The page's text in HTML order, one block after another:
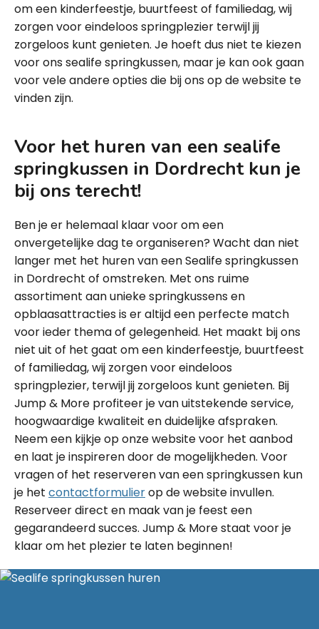
om een kinderfeestje, buurtfeest of familiedag, wij
zorgen voor eindeloos springplezier terwijl jij
zorgeloos kunt genieten. Je hoeft dus niet te kiezen
voor ons sealife springkussen, maar je kan ook gaan
voor vele andere opties die bij ons op de website te
vinden zijn.
Voor het huren van een sealife
springkussen in Dordrecht kun je
bij ons terecht!
Ben je er helemaal klaar voor om een
onvergetelijke dag te organiseren? Wacht dan niet
langer met het huren van een Sealife springkussen
in Dordrecht of omstreken. Met ons ruime
assortiment aan unieke springkussens en
opblaasattracties is er altijd een perfecte match
voor ieder thema of gelegenheid. Het maakt bij ons
niet uit of het gaat om een kinderfeestje, buurtfeest
of familiedag, wij zorgen voor eindeloos
springplezier, terwijl jij zorgeloos kunt genieten. Bij
Jump & More profiteer je van uitstekende service,
hoogwaardige kwaliteit en duidelijke afspraken.
Neem een kijkje op onze website voor het aanbod
en laat je inspireren door de mogelijkheden. Voor
vragen of het reserveren van een springkussen kun
je het contactformulierop de website invullen.
Reserveer direct en maak van je feest een
gegarandeerd succes. Jump & More staat voor je
klaar om het plezier te laten beginnen!